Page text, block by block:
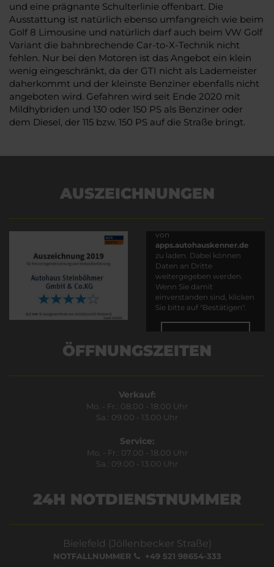
und eine prägnante Schulterlinie offenbart. Die
Ausstattung ist natürlich ebenso umfangreich wie beim
Golf 8 Limousine und natürlich darf auch beim VW Golf
Variant die bahnbrechende Car-to-X-Technik nicht
fehlen. Nur bei den Motoren ist das Angebot ein klein
wenig eingeschränkt, da der GTI nicht als Lademeister
daherkommt und der kleinste Benziner ebenfalls nicht
angeboten wird. Gefahren wird seit Ende 2020 mit
Mildhybriden und 130 oder 150 PS als Benziner oder
dem Diesel, der 115 bzw. 150 PS auf die Straße bringt.
AUSZEICHNUNGEN
von
apps.autohauskenner.de
zu laden. Dabei können
Daten an Dritte
weitergegeben werden.
Wenn Sie damit
einverstanden sind, klicken
Sie bitte auf "Bestätigen".
ÖFFNUNGSZEITEN
Verkauf:
Mo. - Fr.: 08.00 - 18.00 Uhr
Sa.: 09.00 - 13.00 Uhr
Service:
Mo. - Fr.: 07.00 - 18.00 Uhr
Sa.: 09.00 - 13.00 Uhr
24H NOTDIENSTNUMMER
Bielefeld (Jöllenbecker Straße)
NOTFALLNUMMER +49 521 98654-333